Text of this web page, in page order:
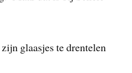
glaasjes te drentelen